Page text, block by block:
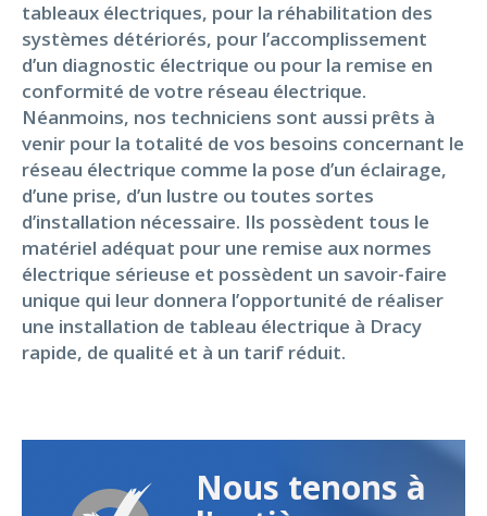
tableaux électriques, pour la réhabilitation des
systèmes détériorés, pour l’accomplissement
d’un diagnostic électrique ou pour la remise en
conformité de votre réseau électrique.
Néanmoins, nos techniciens sont aussi prêts à
venir pour la totalité de vos besoins concernant le
réseau électrique comme la pose d’un éclairage,
d’une prise, d’un lustre ou toutes sortes
d’installation nécessaire. Ils possèdent tous le
matériel adéquat pour une remise aux normes
électrique sérieuse et possèdent un savoir-faire
unique qui leur donnera l’opportunité de réaliser
une installation de tableau électrique à Dracy
rapide, de qualité et à un tarif réduit.
Nous tenons à